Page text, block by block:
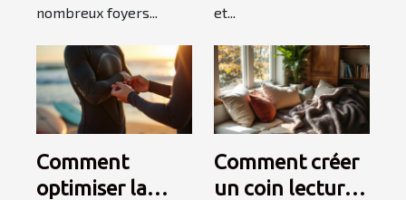
nombreux foyers...
et...
Comment
optimiser la
Comment créer
un coin lecture